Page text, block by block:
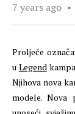
7 years ago
Proljeće
u Legend
Njihova nova
modele. Nova